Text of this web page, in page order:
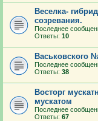
Веселка-
созревания.
Последнее
Ответы: 10
Васьковского
Последнее
Ответы: 38
Восторг
мускатом
Последнее
Ответы: 67